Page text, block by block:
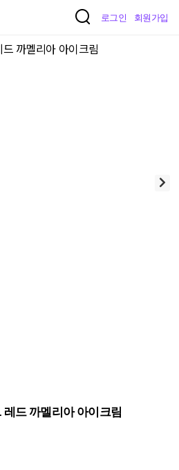
로그인 회원가입
레드 까멜리아 아이크림